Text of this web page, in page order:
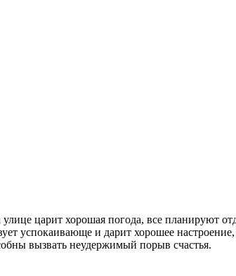
царит хорошая погода, все планируют
успокаивающе и дарит хорошее
вызвать неудержимый порыв счастья.